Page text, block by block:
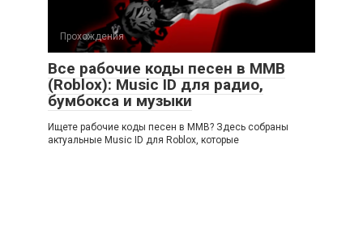
Прохождения
Все рабочие коды песен в ММВ
(Roblox): Music ID для радио,
бумбокса и музыки
Ищете рабочие коды песен в ММВ? Здесь собраны
актуальные Music ID для Roblox, которые